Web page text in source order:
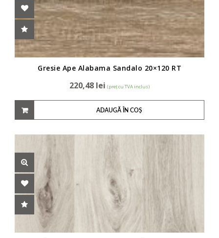
Gresie Ape Alabama Sandalo 20×120 RT
220,48 lei (preț cu TVA inclus)
ADAUGĂ ÎN COȘ